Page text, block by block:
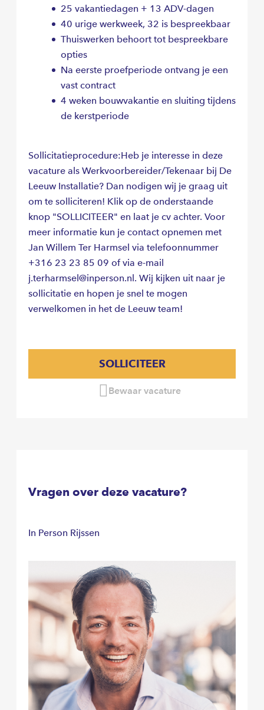
25 vakantiedagen + 13 ADV-dagen
40 urige werkweek, 32 is bespreekbaar
Thuiswerken behoort tot bespreekbare
opties
Na eerste proefperiode ontvang je een
vast contract
4 weken bouwvakantie en sluiting tijdens
de kerstperiode
Sollicitatieprocedure:Heb je interesse in deze
vacature als Werkvoorbereider/Tekenaar bij De
Leeuw Installatie? Dan nodigen wij je graag uit
om te solliciteren! Klik op de onderstaande
knop "SOLLICITEER" en laat je cv achter. Voor
meer informatie kun je contact opnemen met
Jan Willem Ter Harmsel via telefoonnummer
+316 23 23 85 09 of via e-mail
j.terharmsel@inperson.nl. Wij kijken uit naar je
sollicitatie en hopen je snel te mogen
verwelkomen in het de Leeuw team!
SOLLICITEER
Bewaar vacature
Vragen over deze vacature?
In Person Rijssen